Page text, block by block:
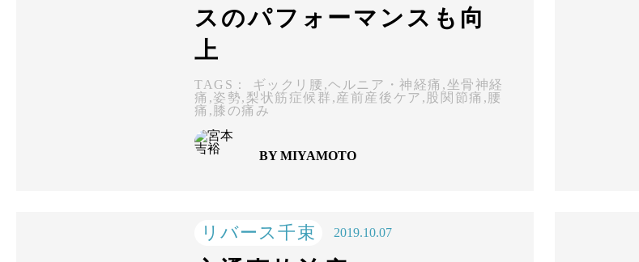
スのパフォーマンスも向
上
TAGS： ギックリ腰 ,ヘルニア・神経痛 ,坐骨神経
痛 ,姿勢, 梨状筋症候群 , 産前産後ケア , 股関節痛 , 腰
痛 , 膝の痛み
BY MIYAMOTO
リバース千束 2019.10.07